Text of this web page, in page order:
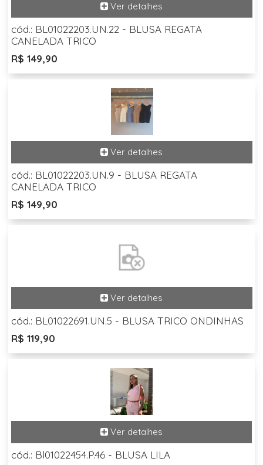
cód.: BL01022203.UN.22 - BLUSA REGATA
CANELADA TRICO
R$ 149,90
cód.: BL01022203.UN.9 - BLUSA REGATA
CANELADA TRICO
R$ 149,90
cód.: BL01022691.UN.5 - BLUSA TRICO ONDINHAS
R$ 119,90
cód.: Bl01022454.P.46 - BLUSA LILA